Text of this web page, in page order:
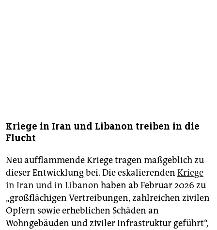
Kriege in Iran und Libanon treiben in die
Flucht
Neu aufflammende Kriege tragen maßgeblich zu
dieser Entwicklung bei. Die eskalierenden Kriege
in Iran und in Libanon haben ab Februar 2026 zu
„großflächigen Vertreibungen, zahlreichen zivilen
Opfern sowie erheblichen Schäden an
Wohngebäuden und ziviler Infrastruktur geführt“,